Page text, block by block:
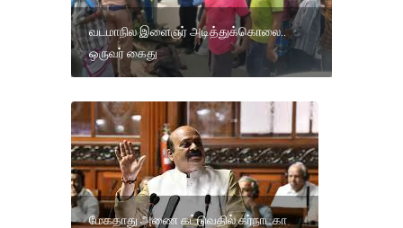
வடமாநில இளைஞர் அடித்துக்கொலை..
ஒருவர் கைது
மேகதாது அணை கட்டுவதில் கர்நாடகா